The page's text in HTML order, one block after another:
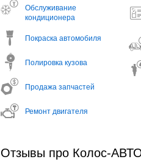
Обслуживание
кондиционера
Покраска автомобиля
Полировка кузова
Продажа запчастей
Ремонт двигателя
Отзывы про Колос-